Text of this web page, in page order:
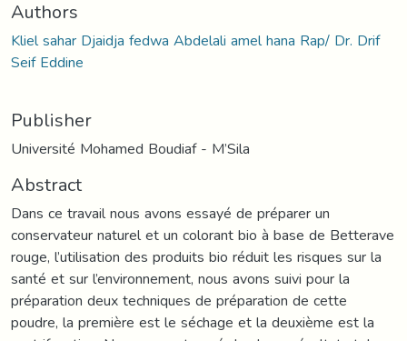
Authors
Kliel sahar Djaidja fedwa Abdelali amel hana Rap/ Dr. Drif
Seif Eddine
Publisher
Université Mohamed Boudiaf - M’Sila
Abstract
Dans ce travail nous avons essayé de préparer un
conservateur naturel et un colorant bio à base de Betterave
rouge, l’utilisation des produits bio réduit les risques sur la
santé et sur l’environnement, nous avons suivi pour la
préparation deux techniques de préparation de cette
poudre, la première est le séchage et la deuxième est la